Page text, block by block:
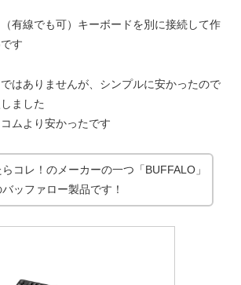
有線でも可）キーボードを別に接続して作
す
はありませんが、シンプルに安かったので
ました
ムより安かったです
コレ！のメーカーの一つ「BUFFALO」
ッファロー製品です！